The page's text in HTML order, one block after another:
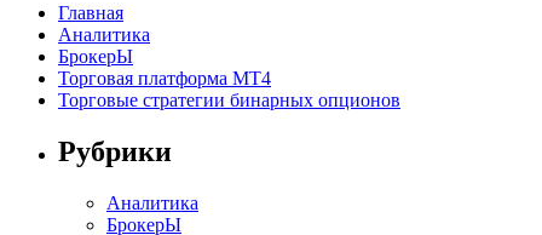
Главная
Аналитика
БрокерЫ
Торговая платформа МТ4
Торговые стратегии бинарных опционов
Рубрики
Аналитика
БрокерЫ